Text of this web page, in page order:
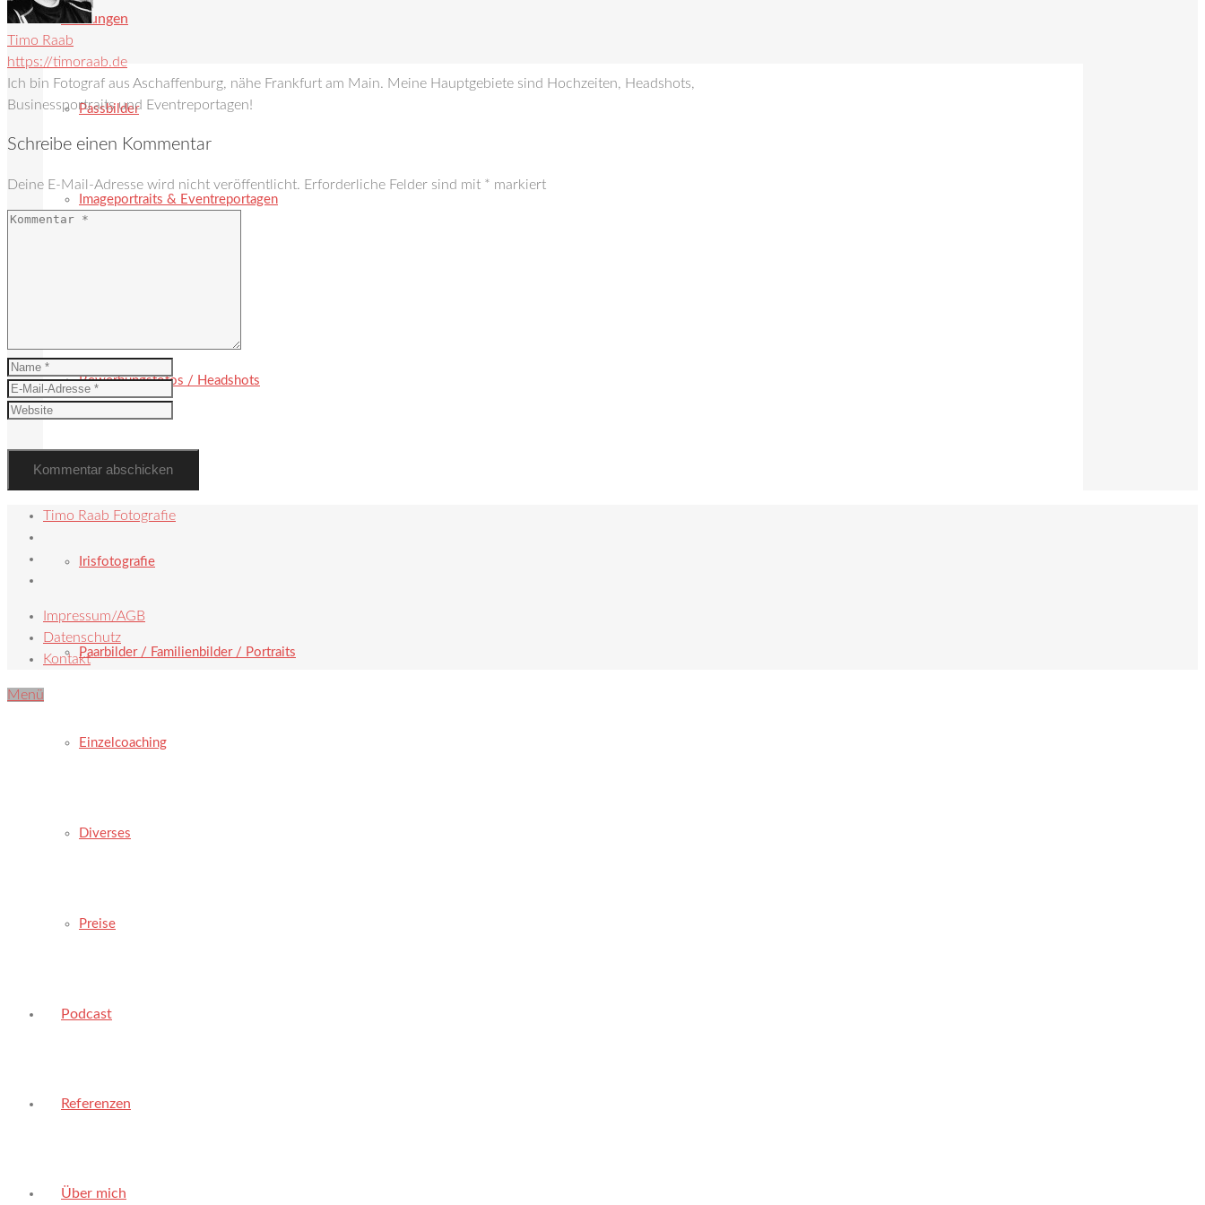
Leistungen
Passbilder
Imageportraits & Eventreportagen
Bewerbungsfotos / Headshots
Hochzeit
Irisfotografie
Paarbilder / Familienbilder / Portraits
Einzelcoaching
Diverses
Preise
Podcast
Referenzen
Über mich
Timo Raab
https://timoraab.de
Ich bin Fotograf aus Aschaffenburg, nähe Frankfurt am Main. Meine Hauptgebiete sind Hochzeiten, Headshots,
Businessportraits und Eventreportagen!
Schreibe einen Kommentar
Deine E-Mail-Adresse wird nicht veröffentlicht. Erforderliche Felder sind mit * markiert
Timo Raab Fotografie
Impressum/AGB
Datenschutz
Kontakt
Menü